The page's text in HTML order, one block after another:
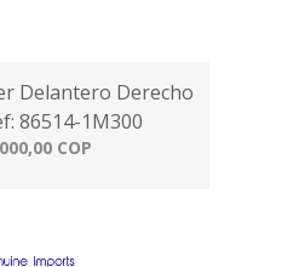
Delantero Derecho
86514-1M300
COP